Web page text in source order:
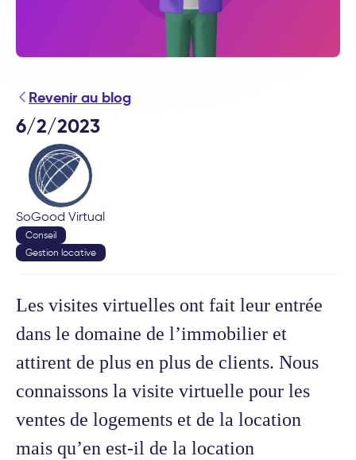
Revenir au blog
6/2/2023
SoGood Virtual
Conseil
Gestion locative
Les visites virtuelles ont fait leur entrée
dans le domaine de l’immobilier et
attirent de plus en plus de clients. Nous
connaissons la visite virtuelle pour les
ventes de logements et de la location
mais qu’en est-il de la location